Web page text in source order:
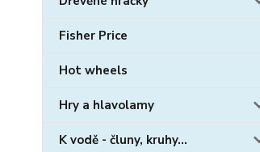
Fisher Price
Hot wheels
Hry a hlavolamy
K vodě - čluny, kruhy...